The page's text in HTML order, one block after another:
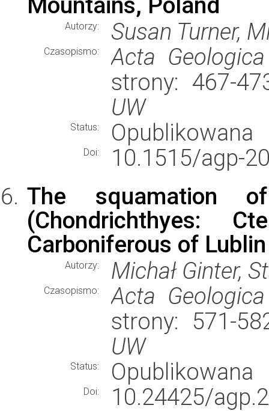
Autorzy: Susan Turner,
Czasopismo:
Acta
strony: 467-
UW
Status: Opublikowana
Doi:
10.1515/agp-
The squamation
(Chondrichthyes:
Carboniferous of
Autorzy: Michał Ginter,
Czasopismo:
Acta
strony: 571-
UW
Status: Opublikowana
Doi:
10.24425/